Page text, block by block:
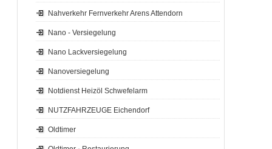
Nahverkehr Fernverkehr Arens Attendorn
Nano - Versiegelung
Nano Lackversiegelung
Nanoversiegelung
Notdienst Heizöl Schwefelarm
NUTZFAHRZEUGE Eichendorf
Oldtimer